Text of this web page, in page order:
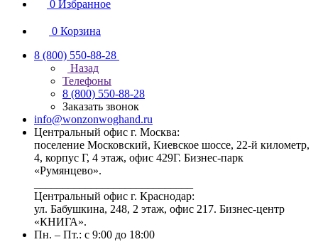
0 Избранное
0 Корзина
8 (800) 550-88-28
Назад
Телефоны
8 (800) 550-88-28
Заказать звонок
info@wonzonwoghand.ru
Центральный офис г. Москва:
поселение Московский, Киевское шоссе, 22-й километр,
4, корпус Г, 4 этаж, офис 429Г. Бизнес-парк
«Румянцево».
Центральный офис г. Краснодар:
ул. Бабушкина, 248, 2 этаж, офис 217. Бизнес-центр
«КНИГА».
Пн. – Пт.: с 9:00 до 18:00